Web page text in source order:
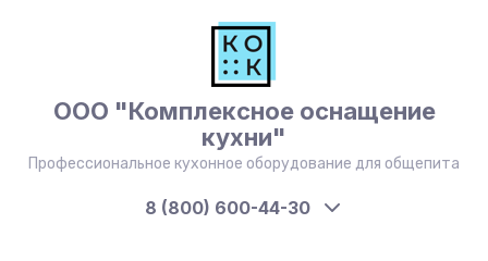
ООО "Комплексное оснащение
кухни"
Профессиональное кухонное оборудование для общепита
8 (800) 600-44-30